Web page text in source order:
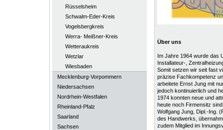
Rüsselsheim
Schwalm-Eder-Kreis
Vogelsbergkreis
Werra- Meißner-Kreis
Wetteraukreis
Wetzlar
Wiesbaden
Mecklenburg-Vorpommern
Niedersachsen
Nordrhein-Westfalen
Rheinland-Pfalz
Saarland
Sachsen
Über uns
Im Jahre 1964 wurde das
Installateur-,
Somit setzen wir seit fast
präzise Fachkompetenz
arbeitete Ernst Jung mit
jedoch kontinuierlich und
1974 konnten neue und
heute noch Firmensitz
Wolfgang Jung, Dipl.-Ing.
des Handwerks,
zudem Mitglied im